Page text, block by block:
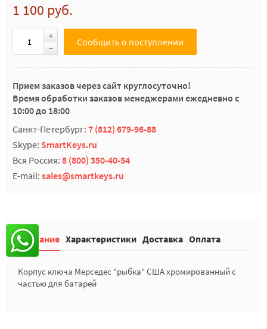
1 100 руб.
Сообщить о поступлении
Прием заказов через сайт круглосуточно!
Время обработки заказов менеджерами ежедневно с
10:00 до 18:00
Санкт-Петербург: 7 (812) 679-96-88
Skype: SmartKeys.ru
Вся Россия: 8 (800) 350-40-54
E-mail: sales@smartkeys.ru
Описание Характеристики Доставка Оплата
Корпус ключа Мерседес "рыбка" США хромированный с
частью для батарей